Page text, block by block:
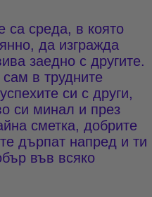
са среда, в която
да изгражда
заедно с другите.
в трудните
си с други,
си минал и през
сметка, добрите
дърпат напред и ти
във всяко